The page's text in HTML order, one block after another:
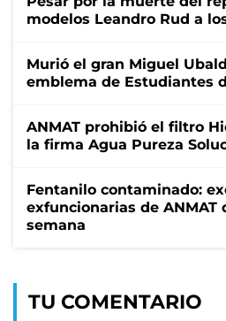
modelos Leandro Rud a
Murió el gran Miguel
emblema de Estudiantes
ANMAT prohibió el filtro
la firma Agua Pureza
Fentanilo contaminado:
exfuncionarias de ANMAT
semana
TU COMENTARIO